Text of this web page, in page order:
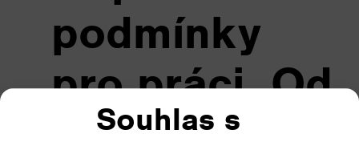
Souhlas s
podmínky
pro práci. Od